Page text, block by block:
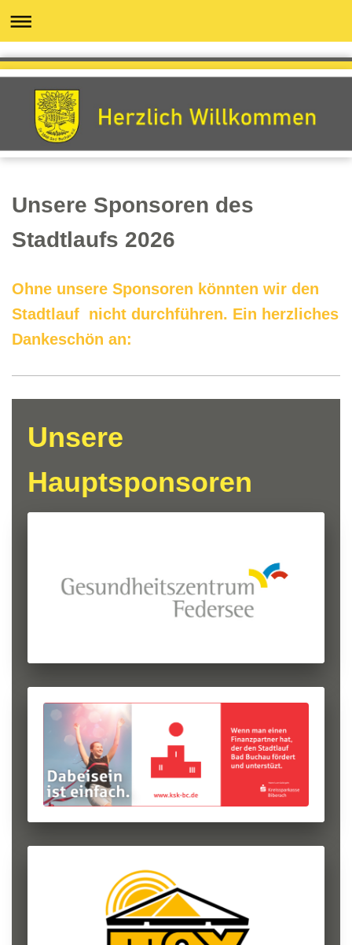
Unsere Sponsoren des
Stadtlaufs 2026
Ohne unsere Sponsoren könnten wir den
Stadtlauf nicht durchführen. Ein herzliches
Dankeschön an:
Unsere
Hauptsponsoren